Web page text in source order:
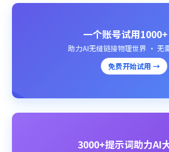
一个账号试用
助力AI无缝链接物理世界 · 无
免费开始试用 →
3000+提示词助力AI